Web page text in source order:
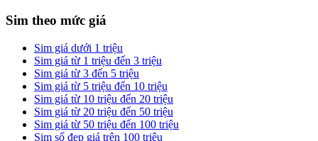
Sim theo mức giá
Sim giá dưới 1 triệu
Sim giá từ 1 triệu đến 3 triệu
Sim giá từ 3 đến 5 triệu
Sim giá từ 5 triệu đến 10 triệu
Sim giá từ 10 triệu đến 20 triệu
Sim giá từ 20 triệu đến 50 triệu
Sim giá từ 50 triệu đến 100 triệu
Sim số đẹp giá trên 100 triệu